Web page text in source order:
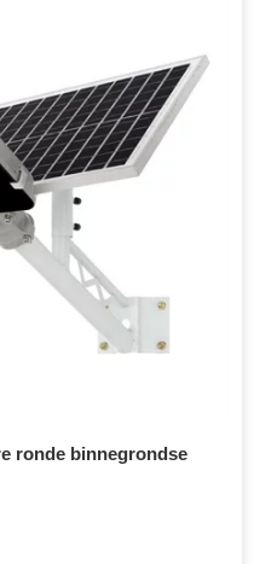
ronde binnegrondse